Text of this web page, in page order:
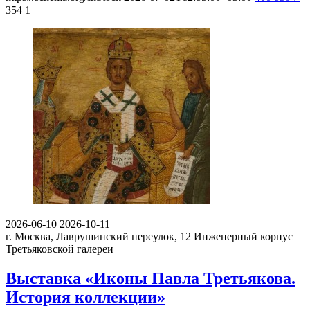
354 1
2026-06-10 2026-10-11
г. Москва, Лаврушинский переулок, 12 Инженерный корпус
Третьяковской галереи
Выставка «Иконы Павла Третьякова.
История коллекции»